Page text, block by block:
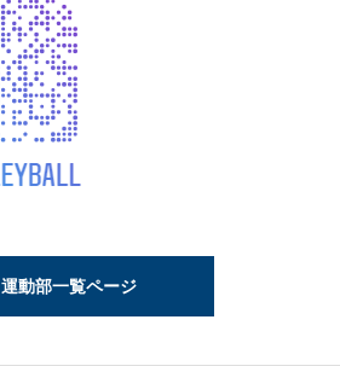
運動部一覧ページ